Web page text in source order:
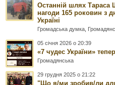
Останній шлях Тараса
нагоди 165 роковин з
Україні
Громадська думка
05 січня 2026 о 20:39
«7 чудес України»
Громадянська
29 грудня 2025 о 21:22
"Що я/ми зробив/ли для